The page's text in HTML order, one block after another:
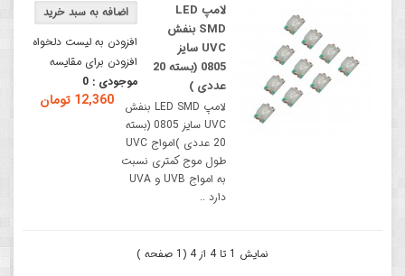
افزودن به لیست دلخواه
افزودن برای مقایسه
موجودی : 0
12,360 تومان
لامپ LED
SMD بنفش
UVC سایز
0805 (بسته 20
عددی )
لامپ LED SMD بنفش
UVC سایز 0805 (بسته
20 عددی )امواج UVC
طول موج کمتری نسبت
به امواج UVB و UVA
دارد ..
نمایش 1 تا 4 از 4 (1 صفحه )